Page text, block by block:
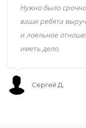
Нужно было
ваши ребята
и лояльное
иметь дело.
Сергей Д.